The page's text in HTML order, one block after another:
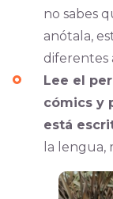
no sabes
anótala,
diferentes
Lee el
cómics y
está
la lengua,